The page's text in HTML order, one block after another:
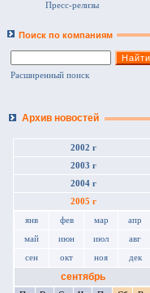
Пресс-релизы
Поиск по компаниям
Расширенный поиск
Архив новостей
2002 г
2003 г
2004 г
2005 г
янв фев мар апр
май июн июл авг
сен окт ноя дек
сентябрь